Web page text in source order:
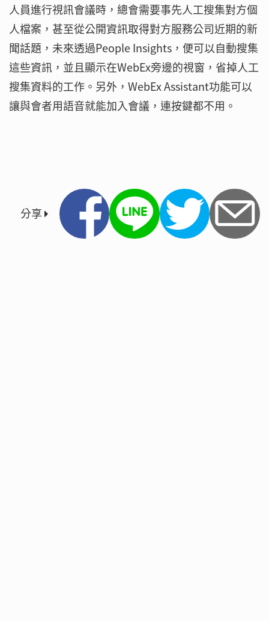
人員進行視訊會議時，總會需要事先人工搜集對方個
人檔案，甚至從公開資訊取得對方服務公司近期的新
聞話題，未來透過People Insights，便可以自動搜集
這些資訊，並且顯示在WebEx旁邊的視窗，省掉人工
搜集資料的工作。另外，WebEx Assistant功能可以
讓與會者用語音就能加入會議，連按鍵都不用。
分享